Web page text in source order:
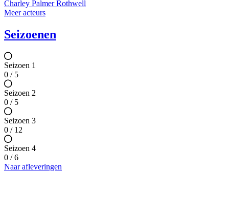
Charley Palmer Rothwell
Meer acteurs
Seizoenen
Seizoen 1
0 / 5
Seizoen 2
0 / 5
Seizoen 3
0 / 12
Seizoen 4
0 / 6
Naar afleveringen